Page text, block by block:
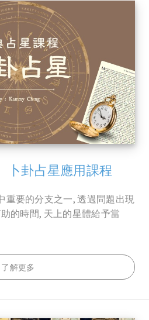
卜卦占星應用課程
重要的分支之一, 透過問題出現
的時間, 天上的星體給予當
了解更多